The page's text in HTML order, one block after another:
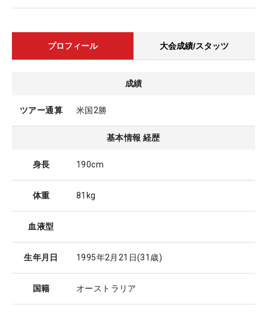
プロフィール 大会成績/スタッツ
成績
ツアー通算 米国2勝
基本情報 経歴
身長 190cm
体重 81kg
血液型
生年月日 1995年2月21日(31歳)
国籍 オーストラリア